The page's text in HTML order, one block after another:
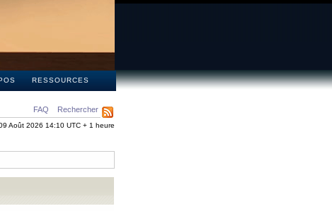
RESSOURCES
FAQ Rechercher
Août 2026 14:10 UTC + 1 heure